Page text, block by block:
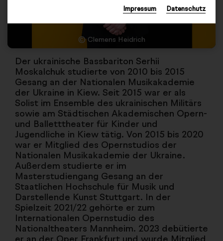
Impressum Datenschutz
© Clemens Heidrich
Der ukrainische Bassbariton Serhii
Moskalchuk studierte von 2010 bis 2015
Gesang an der Nationalen Musikakademie
der Ukraine in Kiew. Seit 2015 war er als
Solist im Ensemble des ukrainischen Militärs
sowie am Städtischen Akademischen Opern-
und Balletttheater für Kinder und
Jugendliche in Kiew tätig. Von 2015 bis 2020
war er Mitglied des Opernstudios der
Nationalen Musikakademie der Ukraine.
Außerdem studierte er im
Masterstudiengang Gesang an der
Staatlichen Hochschule für Musik und
Darstellende Kunst Stuttgart. In der
Spielzeit 2021/22 gehörte er zum
Internationalen Opernstudio des
Nationaltheaters Mannheim. 2023 debütierte
er an der Oper Frankfurt und wurde Mitglied